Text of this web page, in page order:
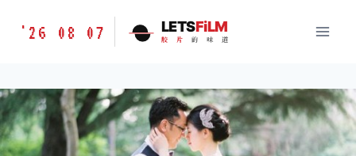
胶
味
道
LETSFILM
'26 08 07 LETSFiLM
胶 片 的 味 道